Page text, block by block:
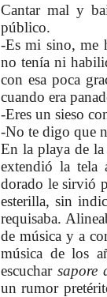
Cantar mal y
público.
-Es mi sino, me
no tenía ni
con esa poca
cuando era
-Eres un sieso
-No te digo que
En la playa de
extendió la tela
dorado le sirvió
esterilla, sin
requisaba.
de música y a
música de los
escuchar sapore
un rumor